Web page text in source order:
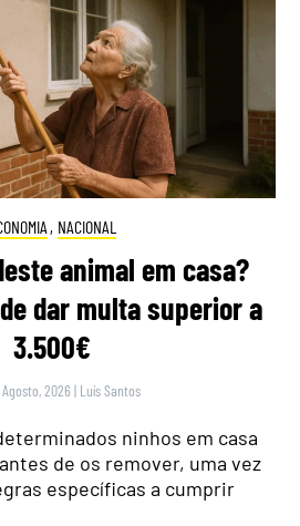
, NACIONAL
animal em casa?
dar multa superior a
3.500€
Agosto, 2026 | Luís Santos
ninhos em casa
de os remover, uma vez
específicas a cumprir